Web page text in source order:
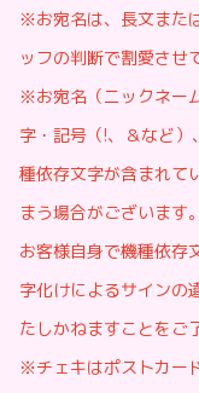
※お宛名は、長文また
ッフの判断で割愛させ
※お宛名（ニックネー
字・記号（!、＆など
種依存文字が含まれて
まう場合がございます
お客様自身で機種依存
字化けによるサインの
たしかねますことをご
※チェキはポストカー